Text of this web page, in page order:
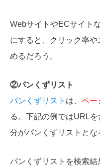
WebサイトやECサイト
にすると、クリック率
めるだろう。
②パンくずリスト
パンくずリスト は、 ペー
る。下記の例ではURL
分がパンくずリストとな
パンくずリストを検索